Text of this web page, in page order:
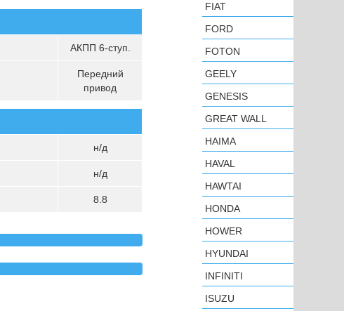
АКПП 6-ступ.
Передний
привод
н/д
н/д
8.8
FIAT
FORD
FOTON
GEELY
GENESIS
GREAT WALL
HAIMA
HAVAL
HAWTAI
HONDA
HOWER
HYUNDAI
INFINITI
ISUZU